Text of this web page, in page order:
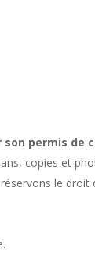
permis de
copies et
le droit